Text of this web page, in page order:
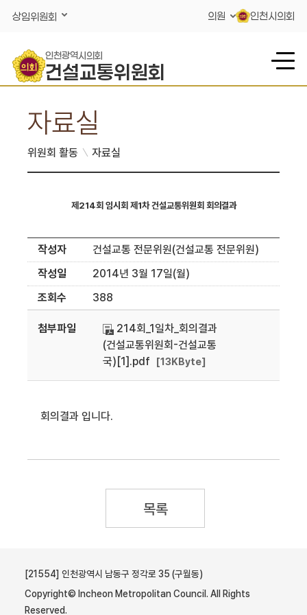
상임위원회 의원 인천시의회
인천광역시의회
건설교통위원회
자료실
위원회 활동 자료실
제214회 임시회 제1차 건설교통위원회 회의결과
작성자
건설교통 전문위원(건설교통 전문위원)
작성일
2014년 3월 17일(월)
조회수
388
첨부파일
214회_1일차_회의결과
(건설교통위원회-건설교통
국)[1].pdf
[13KByte]
회의결과 입니다.
목록
[21554] 인천광역시 남동구 정각로 35 (구월동)
Copyright© Incheon Metropolitan Council. All Rights
Reserved.